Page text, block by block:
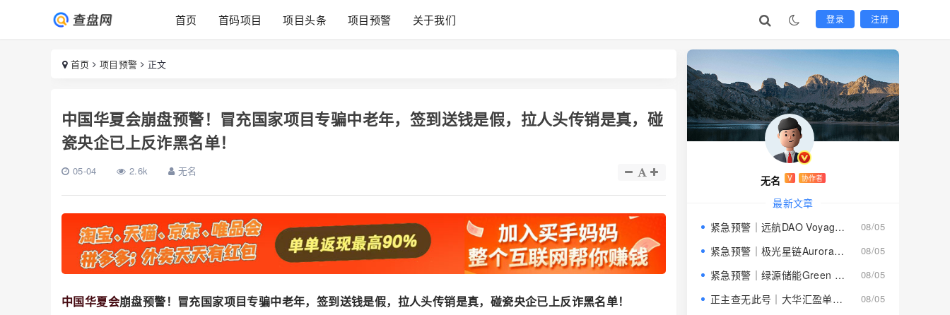
首页 首码项目 项目头条 项目预警 关于我们 登录 注册
首页 项目预警 正文
中国华夏会崩盘预警！冒充国家项目专骗中老年，签到送钱是假，拉人头传销是真，碰
瓷央企已上反诈黑名单！
05-04 2.6k 无名
中国华夏会崩盘预警！冒充国家项目专骗中老年，签到送钱是假，拉人头传销是真，碰瓷央企已上反诈黑名单！
无名 V 协作者
最新文章
紧急预警｜远航DAO Voyage：8月下旬长沙启动大会，旧盘团队平移，RWA+大宗商品包装——又是庞氏滚盘的老剧本
08/05
紧急预警｜极光星链Aurora Star：AI算力包装下的快盘骗局，认购即入坑 08/05
紧急预警｜绿源储能Green Source：披着新能源外衣的庞氏传销盘，8月千人大会就是收割信号 08/05
正主查无此号｜大华汇盈单割跑路中：柬埔寨骗子套牌巴黎狮集团，你的本金已清零 08/05